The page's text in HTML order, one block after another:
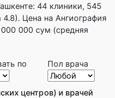
44 клиники, 545
Цена на Ангиография
000 сум (средняя
по Пол врача
центров) и врачей